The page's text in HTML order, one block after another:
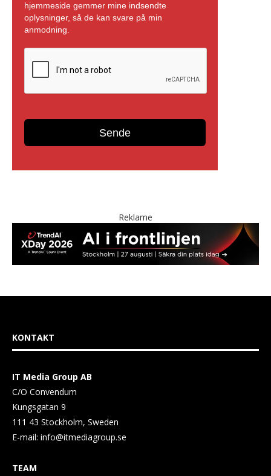
Reklame
KONTAKT
IT Media Group AB
C/O Convendum
Kungsgatan 9
111 43 Stockholm, Sweden
E-mail: info@itmediagroup.se
TEAM